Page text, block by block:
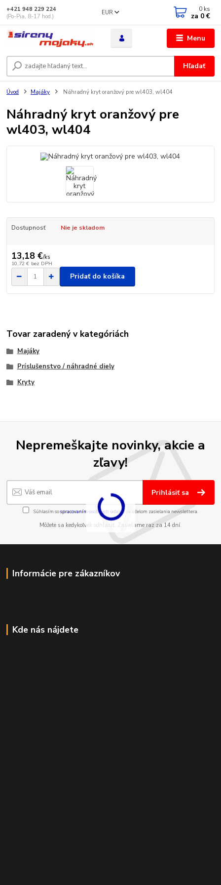
Menu
EUR
Hľadať
+421 948 229 224
(Po-Pia, 8-17 hod.)
0 ks
za 0 €
Úvod Majáky Náhradný kryt oranžový pre wl403, wl404
Náhradný kryt oranžový pre
wl403, wl404
Dostupnosť Nie je skladom
13,18 €/ks
10,72 € bez DPH
Pridať do košíka
Tovar zaradený v kategóriách
Majáky
Príslušenstvo / náhradné diely
Kryty
Nepremeškajte novinky, akcie a
zľavy!
Prihlásiť sa
Súhlasím sospracovaním osobných údajov za účelom zasielania newslettera.
Môžete sa kedykoľvek odhlásiť. Zasielame raz za 14 dní.
Informácie pre zákazníkov
Kde nás nájdete